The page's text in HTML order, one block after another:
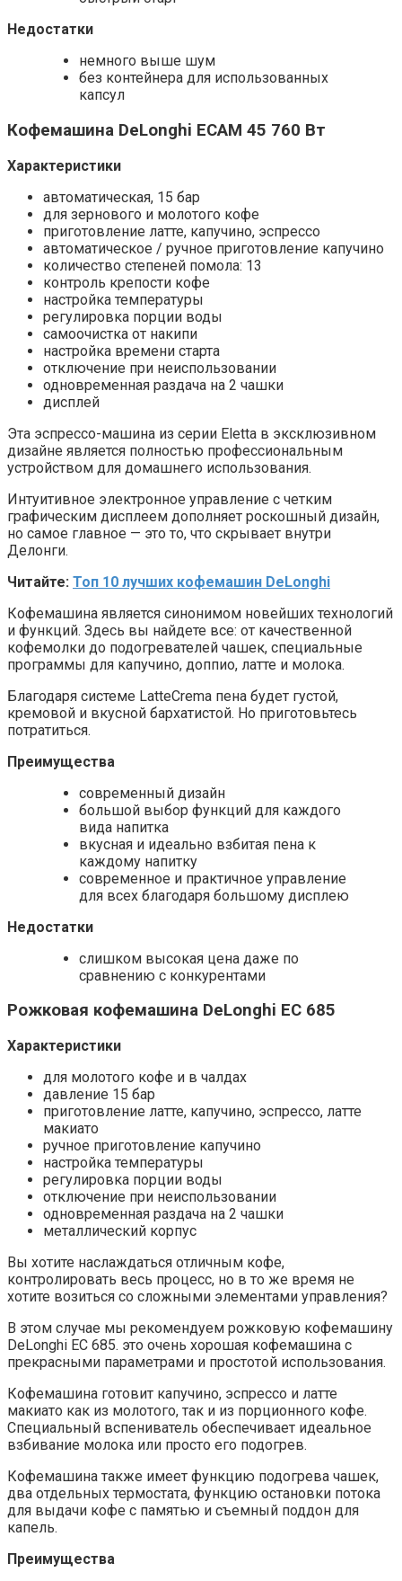
Недостатки
немного выше шум
без контейнера для использованных
капсул
Кофемашина DeLonghi ECAM 45 760 Вт
Характеристики
автоматическая, 15 бар
для зернового и молотого кофе
приготовление латте, капучино, эспрессо
автоматическое / ручное приготовление капучино
количество степеней помола: 13
контроль крепости кофе
настройка температуры
регулировка порции воды
самоочистка от накипи
настройка времени старта
отключение при неиспользовании
одновременная раздача на 2 чашки
дисплей
Эта эспрессо-машина из серии Eletta в эксклюзивном
дизайне является полностью профессиональным
устройством для домашнего использования.
Интуитивное электронное управление с четким
графическим дисплеем дополняет роскошный дизайн,
но самое главное — это то, что скрывает внутри
Делонги.
Читайте: Топ 10 лучших кофемашин DeLonghi
Кофемашина является синонимом новейших технологий
и функций. Здесь вы найдете все: от качественной
кофемолки до подогревателей чашек, специальные
программы для капучино, доппио, латте и молока.
Благодаря системе LatteCrema пена будет густой,
кремовой и вкусной бархатистой. Но приготовьтесь
потратиться.
Преимущества
современный дизайн
большой выбор функций для каждого
вида напитка
вкусная и идеально взбитая пена к
каждому напитку
современное и практичное управление
для всех благодаря большому дисплею
Недостатки
слишком высокая цена даже по
сравнению с конкурентами
Рожковая кофемашина DeLonghi EC 685
Характеристики
для молотого кофе и в чалдах
давление 15 бар
приготовление латте, капучино, эспрессо, латте
макиато
ручное приготовление капучино
настройка температуры
регулировка порции воды
отключение при неиспользовании
одновременная раздача на 2 чашки
металлический корпус
Вы хотите наслаждаться отличным кофе,
контролировать весь процесс, но в то же время не
хотите возиться со сложными элементами управления?
В этом случае мы рекомендуем рожковую кофемашину
DeLonghi EC 685. это очень хорошая кофемашина с
прекрасными параметрами и простотой использования.
Кофемашина готовит капучино, эспрессо и латте
макиато как из молотого, так и из порционного кофе.
Специальный вспениватель обеспечивает идеальное
взбивание молока или просто его подогрев.
Кофемашина также имеет функцию подогрева чашек,
два отдельных термостата, функцию остановки потока
для выдачи кофе с памятью и съемный поддон для
капель.
Преимущества